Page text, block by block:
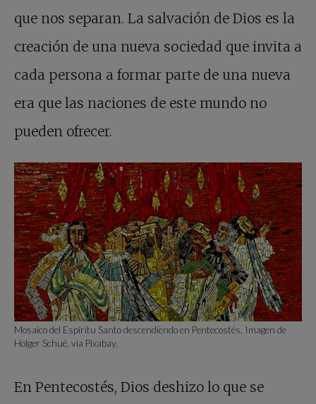
que nos separan. La salvación de Dios es la
creación de una nueva sociedad que invita a
cada persona a formar parte de una nueva
era que las naciones de este mundo no
pueden ofrecer.
Mosaico del Espíritu Santo descendiendo en Pentecostés. Imagen de
Holger Schué, via Pixabay.
En Pentecostés, Dios deshizo lo que se